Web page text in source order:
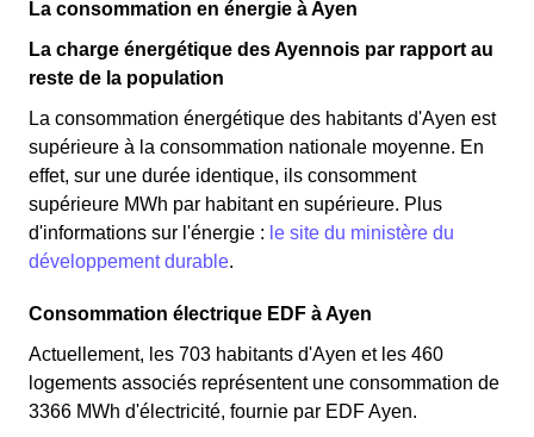
La consommation en énergie à Ayen
La charge énergétique des Ayennois par rapport au
reste de la population
La consommation énergétique des habitants d'Ayen est
supérieure à la consommation nationale moyenne. En
effet, sur une durée identique, ils consomment
supérieure MWh par habitant en supérieure. Plus
d'informations sur l'énergie : le site du ministère du
développement durable.
Consommation électrique EDF à Ayen
Actuellement, les 703 habitants d'Ayen et les 460
logements associés représentent une consommation de
3366 MWh d'électricité, fournie par EDF Ayen.